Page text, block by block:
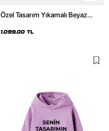
Özel Tasarım Yıkamalı Beyaz
1.099,00 TL